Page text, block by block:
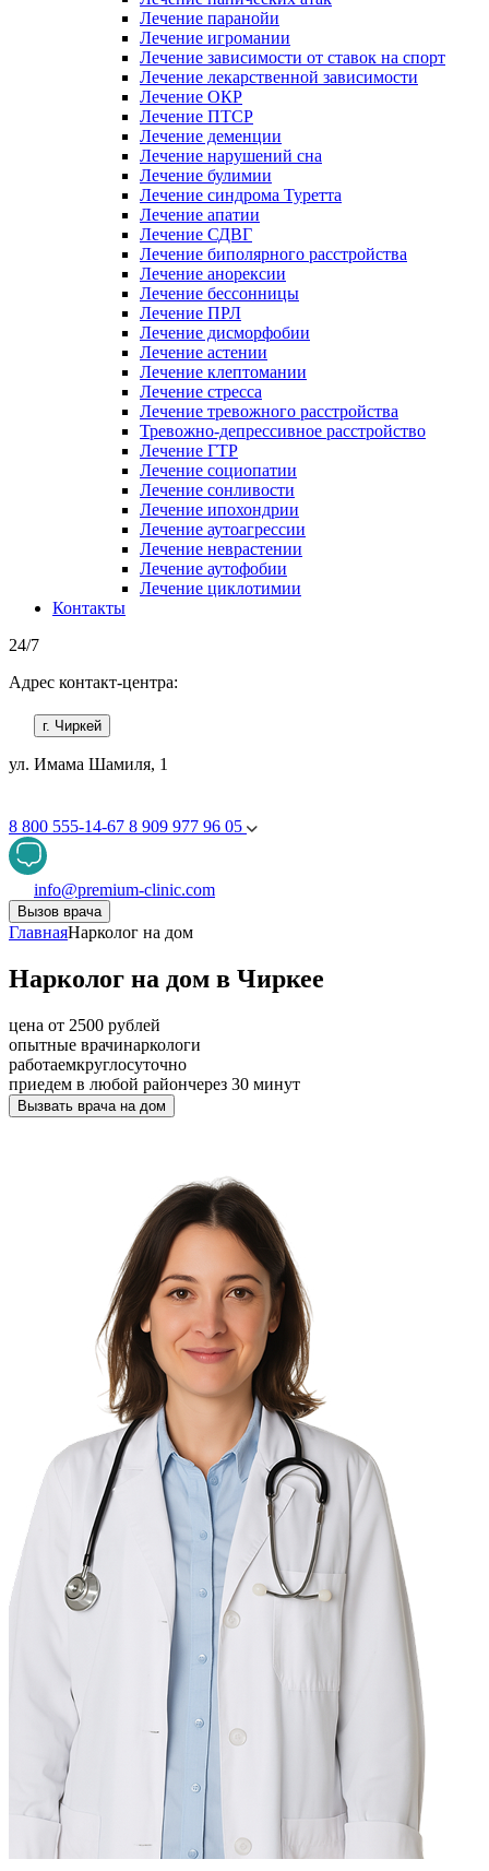
Лечение паранойи
Лечение игромании
Лечение зависимости от ставок на спорт
Лечение лекарственной зависимости
Лечение ОКР
Лечение ПТСР
Лечение деменции
Лечение нарушений сна
Лечение булимии
Лечение синдрома Туретта
Лечение апатии
Лечение СДВГ
Лечение биполярного расстройства
Лечение анорексии
Лечение бессонницы
Лечение ПРЛ
Лечение дисморфобии
Лечение астении
Лечение клептомании
Лечение стресса
Лечение тревожного расстройства
Тревожно-депрессивное расстройство
Лечение ГТР
Лечение социопатии
Лечение сонливости
Лечение ипохондрии
Лечение аутоагрессии
Лечение неврастении
Лечение аутофобии
Лечение циклотимии
Контакты
24/7
Адрес контакт-центра:
г. Чиркей
ул. Имама Шамиля, 1
8 800 555-14-67 8 909 977 96 05
info@premium-clinic.com
Вызов врача
ГлавнаяНарколог на дом
Нарколог на дом в Чиркее
цена от 2500 рублей
опытные врачинаркологи
работаемкруглосуточно
приедем в любой райончерез 30 минут
Вызвать врача на дом